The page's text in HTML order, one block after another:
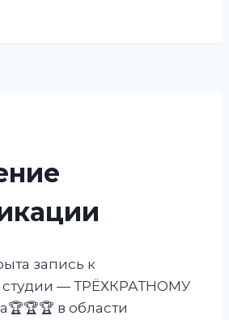
запись к
студии — ТРЁХКРАТНОМУ
в области